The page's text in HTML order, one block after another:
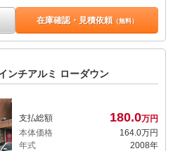
在庫確認・見積依頼（無料）
ンチアルミ ローダウン
支払総額 180.0万円
本体価格
164. 0万円
年式
2008年